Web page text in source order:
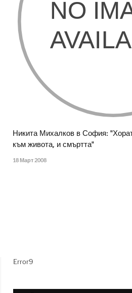
Никита Михалков в София:
към живота, и смъртта"
18 Март 2008
Error9